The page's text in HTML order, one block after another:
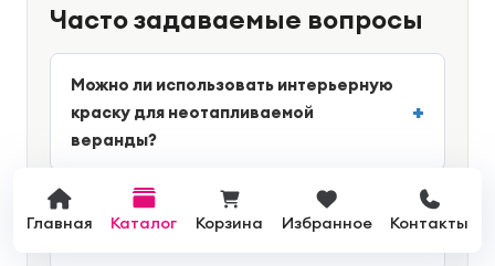
Главная Каталог Корзина Избранное Контакты
Часто задаваемые вопросы
Можно ли использовать интерьерную
краску для неотапливаемой
веранды?
Чем отличается кроющий антисептик